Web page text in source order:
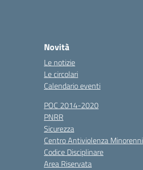
Novità
Le notizie
Le circolari
Calendario eventi
POC 2014-2020
PNRR
Sicurezza
Centro Antiviolenza Minorenni
Codice Disciplinare
Area Riservata